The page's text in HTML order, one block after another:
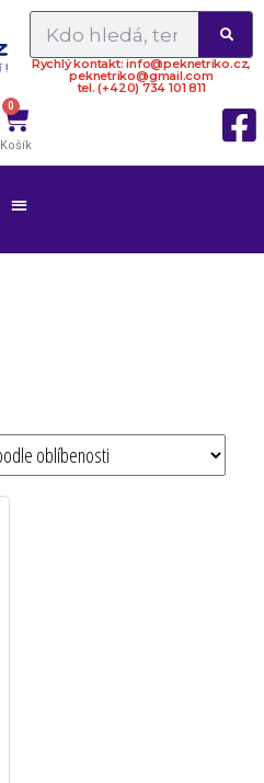
Rychlý kontakt: info@peknetriko.cz,
peknetriko@gmail.com
tel. (+420) 734 101 811
0
Košík